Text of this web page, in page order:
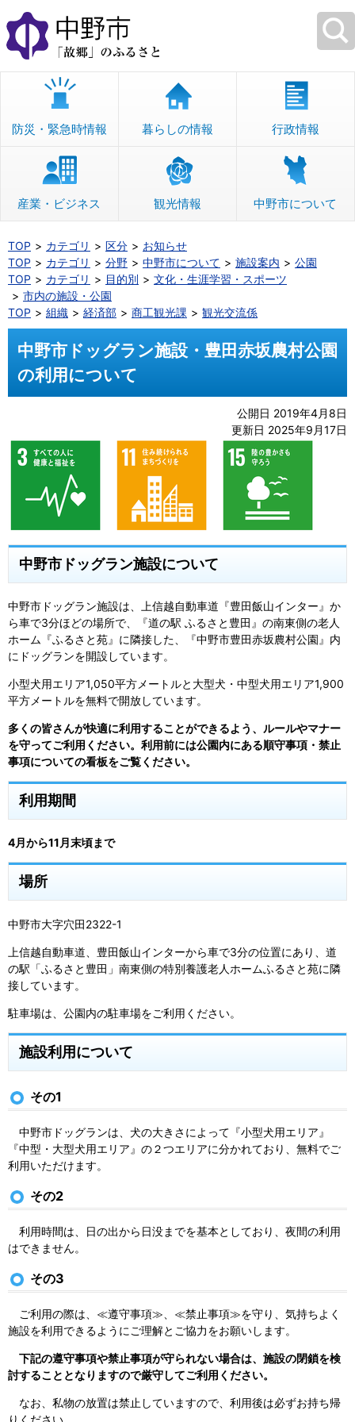
本
文
へ
移
防災・緊急時情報 暮らしの情報 行政情報
産業・ビジネス 観光情報 中野市について
TOP カテゴリ 区分
お知らせ
TOP
カテゴリ 分野 中野市について 施設案内
公園
TOP
カテゴリ 目的別
文化・生涯学習・スポーツ
市内の施設・公園
TOP
組織 経済部 商工観光課 観光交流係
中野市ドッグラン施設・豊田赤坂農村公園
の利用について
公開日 2019年4月8日
更新日 2025年9月17日
中野市ドッグラン施設について
中野市ドッグラン施設は、上信越自動車道『豊田飯山インター』か
ら車で3分ほどの場所で、『道の駅 ふるさと豊田』の南東側の老人
ホーム『ふるさと苑』に隣接した、『中野市豊田赤坂農村公園』内
にドッグランを開設しています。
小型犬用エリア1,050平方メートルと大型犬・中型犬用エリア1,900
平方メートルを無料で開放しています。
多くの皆さんが快適に利用することができるよう、ルールやマナー
を守ってご利用ください。利用前には公園内にある順守事項・禁止
事項についての看板をご覧ください。
利用期間
4月から11月末頃まで
場所
中野市大字穴田2322-1
上信越自動車道、豊田飯山インターから車で3分の位置にあり、道
の駅「ふるさと豊田」南東側の特別養護老人ホームふるさと苑に隣
接しています。
駐車場は、公園内の駐車場をご利用ください。
施設利用について
その1
中野市ドッグランは、犬の大きさによって『小型犬用エリア』
『中型・大型犬用エリア』の２つエリアに分かれており、無料でご
利用いただけます。
その2
利用時間は、日の出から日没までを基本としており、夜間の利用
はできません。
その3
ご利用の際は、≪遵守事項≫、≪禁止事項≫を守り、気持ちよく
施設を利用できるようにご理解とご協力をお願いします。
下記の遵守事項や禁止事項が守られない場合は、施設の閉鎖を検
討することとなりますので厳守してご利用ください。
なお、私物の放置は禁止していますので、利用後は必ずお持ち帰
りください。